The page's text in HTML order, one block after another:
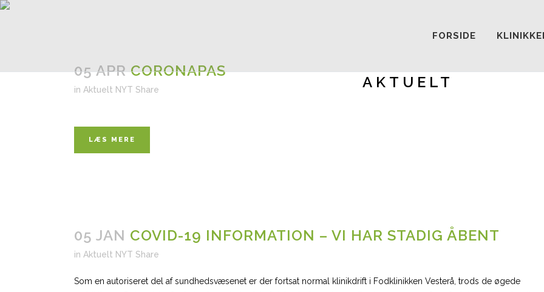
FORSIDE
AKTUELT
05 APR CORONAPAS
in Aktuelt NYT Share
LÆS MERE
05 JAN COVID-19 INFORMATION – VI HAR STADIG ÅBENT
in Aktuelt NYT Share
Som en autoriseret del af sundhedsvæsenet er der fortsat normal klinikdrift i Fodklinikken Vesterå, trods de øgede